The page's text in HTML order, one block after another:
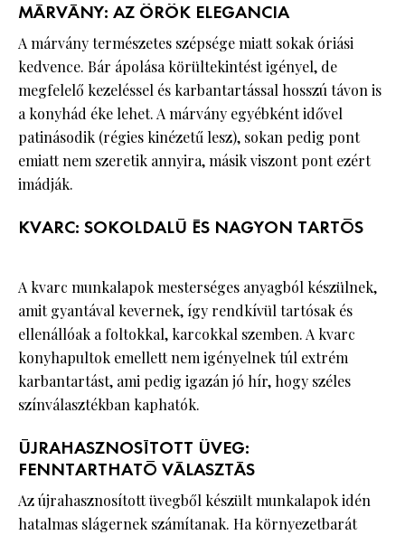
MÁRVÁNY: AZ ÖRÖK ELEGANCIA
A márvány természetes szépsége miatt sokak óriási
kedvence. Bár ápolása körültekintést igényel, de
megfelelő kezeléssel és karbantartással hosszú távon is
a konyhád éke lehet. A márvány egyébként idővel
patinásodik (régies kinézetű lesz), sokan pedig pont
emiatt nem szeretik annyira, másik viszont pont ezért
imádják.
KVARC: SOKOLDALÚ ÉS NAGYON TARTÓS
A kvarc munkalapok mesterséges anyagból készülnek,
amit gyantával kevernek, így rendkívül tartósak és
ellenállóak a foltokkal, karcokkal szemben. A kvarc
konyhapultok emellett nem igényelnek túl extrém
karbantartást, ami pedig igazán jó hír, hogy széles
színválasztékban kaphatók.
ÚJRAHASZNOSÍTOTT ÜVEG:
FENNTARTHATÓ VÁLASZTÁS
Az újrahasznosított üvegből készült munkalapok idén
hatalmas slágernek számítanak. Ha környezetbarát